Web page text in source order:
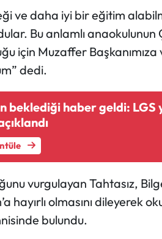
ve daha iyi bir eğitim
Bu anlamlı anaokulunun
için Muzaffer Başkanımıza
dedi.
beklediği haber geldi:
vurgulayan Tahtasız,
hayırlı olmasını dileyerek
bulundu.